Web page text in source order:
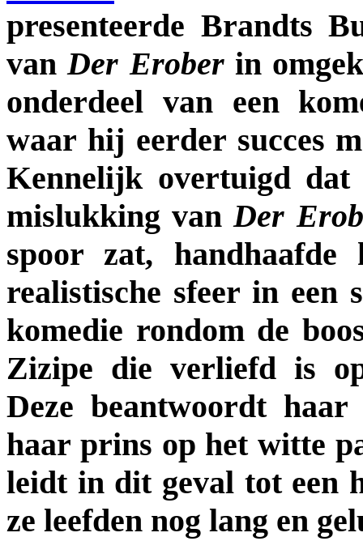
presenteerde Brandts
vanDer Eroberin
onderdeel van een
waar hij eerder succes
Kennelijk overtuigd
mislukking vanDer
spoor zat,
realistische sfeer in een
komedie rondom de
Zizipe die verliefd is
Deze beantwoordt
haar prins op het witte
leidt in dit geval tot een
ze leefden nog lang en